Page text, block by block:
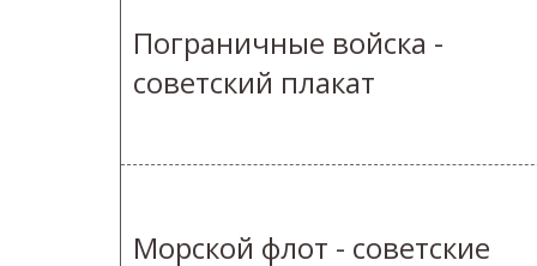
Пограничные войска -
советский плакат
Морской флот - советские